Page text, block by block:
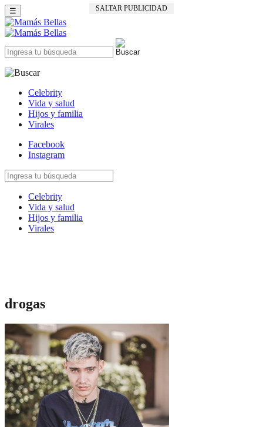
SALTAR PUBLICIDAD
☰
Celebrity
Vida y salud
Hijos y familia
Virales
Facebook
Instagram
Celebrity
Vida y salud
Hijos y familia
Virales
drogas